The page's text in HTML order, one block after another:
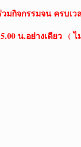
มกิจกรรมจน ครบเว
น.อย่างเดียว ( ไ